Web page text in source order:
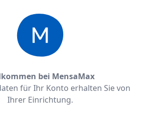
bei MensaMax
für Ihr Konto erhalten Sie von
Ihrer Einrichtung.